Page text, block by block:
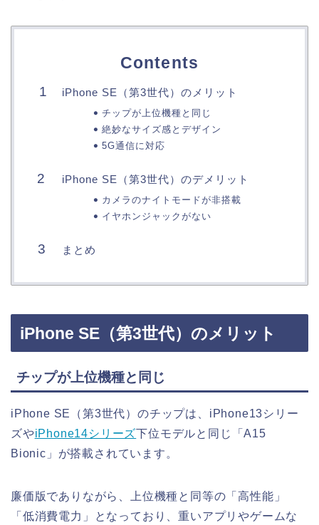
Contents
iPhone SE（第3世代）のメリット
チップが上位機種と同じ
絶妙なサイズ感とデザイン
5G通信に対応
iPhone SE（第3世代）のデメリット
カメラのナイトモードが非搭載
イヤホンジャックがない
まとめ
iPhone SE（第3世代）のメリット
チップが上位機種と同じ
iPhone SE（第3世代）のチップは、iPhone13シリー
ズやiPhone14シリーズ 下位モデルと同じ「A15
Bionic」が搭載されています。
廉価版でありながら、上位機種と同等の「高性能」
「低消費電力」となっており、重いアプリやゲームな